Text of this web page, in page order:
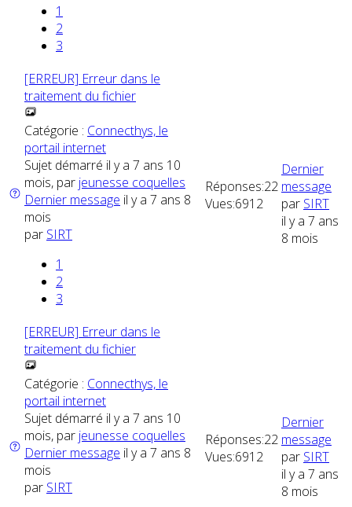
1
2
3
[ERREUR] Erreur dans le
traitement du fichier
Catégorie : Connecthys, le
portail internet
Sujet démarré il y a 7 ans 10
mois, par jeunesse coquelles
Dernier message il y a 7 ans 8
mois
par SIRT
1
2
3
Réponses:22
Vues:6912
Dernier
message
par SIRT
il y a 7 ans
8 mois
[ERREUR] Erreur dans le
traitement du fichier
Catégorie : Connecthys, le
portail internet
Sujet démarré il y a 7 ans 10
mois, par jeunesse coquelles
Dernier message il y a 7 ans 8
mois
par SIRT
Réponses:22
Vues:6912
Dernier
message
par SIRT
il y a 7 ans
8 mois